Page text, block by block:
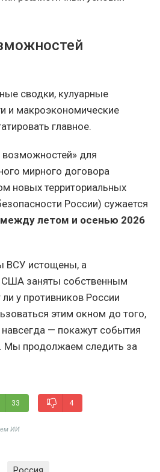
сводки, кулуарные
и макроэкономические
главное.
для
мирного договора
новых территориальных
России) сужается
между летом и осенью 2026
ВСУ истощены, а
США заняты собственным
у противников России
этим окном до того,
навсегда — покажут события
Мы продолжаем следить за
33 4
ИИ